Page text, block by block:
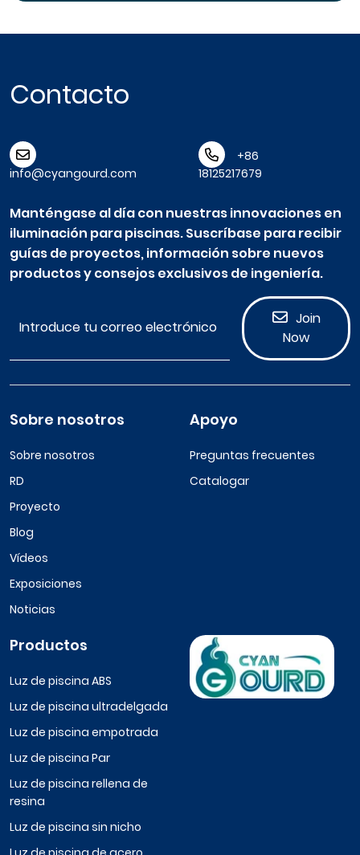
Contacto
info@cyangourd.com
+86
18125217679
Manténgase al día con nuestras innovaciones en
iluminación para piscinas. Suscríbase para recibir
guías de proyectos, información sobre nuevos
productos y consejos exclusivos de ingeniería.
Join
Now
Sobre nosotros
Sobre nosotros
RD
Proyecto
Blog
Vídeos
Exposiciones
Noticias
Apoyo
Preguntas frecuentes
Catalogar
Productos
Luz de piscina ABS
Luz de piscina ultradelgada
Luz de piscina empotrada
Luz de piscina Par
Luz de piscina rellena de
resina
Luz de piscina sin nicho